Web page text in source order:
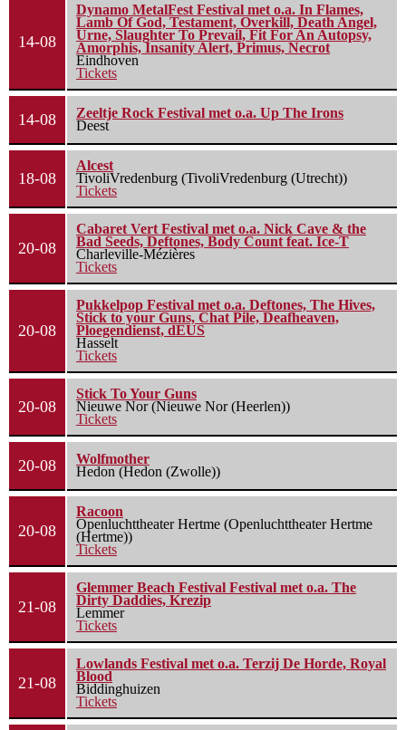
14-08
Dynamo MetalFest Festival met o.a. In Flames,
Lamb Of God, Testament, Overkill, Death Angel,
Urne, Slaughter To Prevail, Fit For An Autopsy,
Amorphis, Insanity Alert, Primus, Necrot
Eindhoven
Tickets
14-08
Zeeltje Rock Festival met o.a. Up The Irons
Deest
18-08
Alcest
TivoliVredenburg (TivoliVredenburg (Utrecht))
Tickets
20-08
Cabaret Vert Festival met o.a. Nick Cave & the
Bad Seeds, Deftones, Body Count feat. Ice-T
Charleville-Mézières
Tickets
20-08
Pukkelpop Festival met o.a. Deftones, The Hives,
Stick to your Guns, Chat Pile, Deafheaven,
Ploegendienst, dEUS
Hasselt
Tickets
20-08
Stick To Your Guns
Nieuwe Nor (Nieuwe Nor (Heerlen))
Tickets
20-08
Wolfmother
Hedon (Hedon (Zwolle))
20-08
Racoon
Openluchttheater Hertme (Openluchttheater Hertme
(Hertme))
Tickets
21-08
Glemmer Beach Festival Festival met o.a. The
Dirty Daddies, Krezip
Lemmer
Tickets
21-08
Lowlands Festival met o.a. Terzij De Horde, Royal
Blood
Biddinghuizen
Tickets